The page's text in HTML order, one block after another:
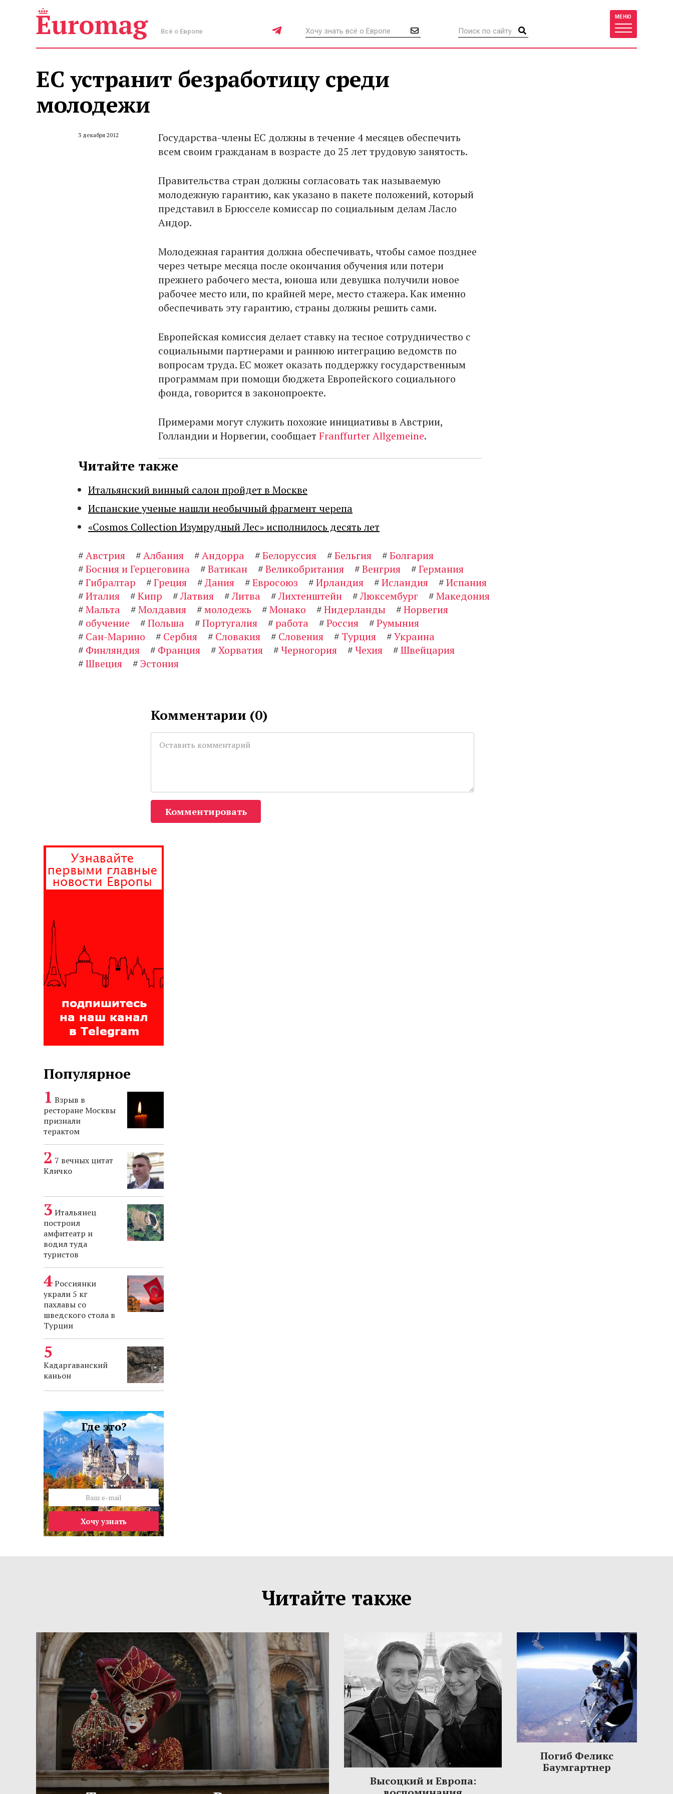
Всё о Европе
МЕНЮ
ЕС устранит безработицу среди
молодежи
3 декабря 2012
Государства-члены ЕС должны в течение 4 месяцев обеспечить
всем своим гражданам в возрасте до 25 лет трудовую занятость.
Правительства стран должны согласовать так называемую
молодежную гарантию, как указано в пакете положений, который
представил в Брюсселе комиссар по социальным делам Ласло
Андор.
Молодежная гарантия должна обеспечивать, чтобы самое позднее
через четыре месяца после окончания обучения или потери
прежнего рабочего места, юноша или девушка получили новое
рабочее место или, по крайней мере, место стажера. Как именно
обеспечивать эту гарантию, страны должны решить сами.
Европейская комиссия делает ставку на тесное сотрудничество с
социальными партнерами и раннюю интеграцию ведомств по
вопросам труда. ЕС может оказать поддержку государственным
программам при помощи бюджета Европейского социального
фонда, говорится в законопроекте.
Примерами могут служить похожие инициативы в Австрии,
Голландии и Норвегии, сообщает Franffurter Allgemeine.
Читайте также
Итальянский винный салон пройдет в Москве
Испанские ученые нашли необычный фрагмент черепа
«Cosmos Collection Изумрудный Лес» исполнилось десять лет
#Австрия #Албания #Андорра #Белоруссия #Бельгия #Болгария
#Босния и Герцеговина #Ватикан #Великобритания #Венгрия #Германия
#Гибралтар #Греция #Дания #Евросоюз #Ирландия #Исландия #Испания
#Италия #Кипр #Латвия #Литва #Лихтенштейн #Люксембург #Македония
#Мальта #Молдавия #молодежь #Монако #Нидерланды #Норвегия
# обучение #Польша #Португалия #работа #Россия #Румыния
# Сан-Марино # Сербия # Словакия # Словения # Турция #Украина
# Финляндия # Франция #Хорватия #Черногория #Чехия #Швейцария
#Швеция # Эстония
Комментарии (0)
Комментировать
Популярное
Взрыв в
ресторане Москвы
признали
терактом
7 вечных цитат
Кличко
Итальянец
построил
амфитеатр и
водил туда
туристов
Россиянки
украли 5 кг
пахлавы со
шведского стола в
Турции
Кадаргаванский
каньон
Где это?
Хочу узнать
Читайте также
Высоцкий и Европа:
Погиб Феликс
Баумгартнер